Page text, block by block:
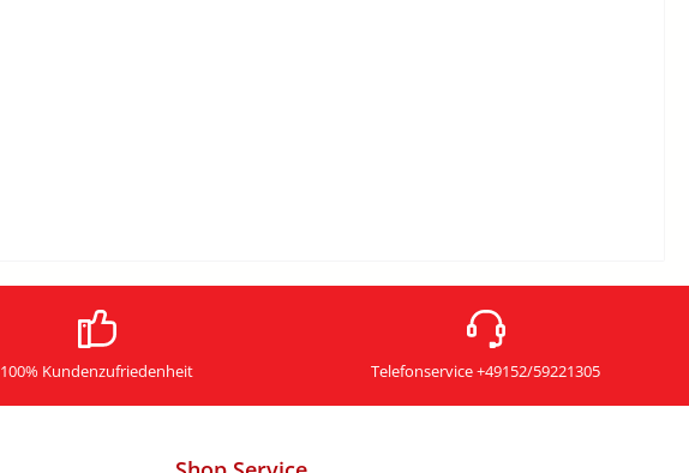
100% Kundenzufriedenheit Telefonservice +49152/59221305